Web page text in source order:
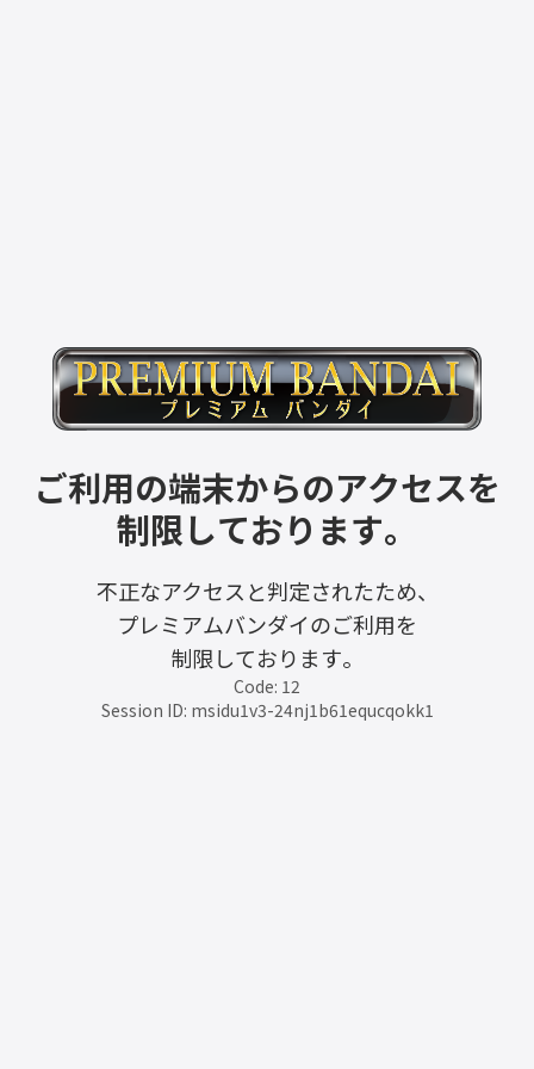
ご利用の端末からのアクセスを
制限しております。
不正なアクセスと判定されたため、
プレミアムバンダイのご利用を
制限しております。
Code: 12
Session ID: msidu1v3-24nj1b61equcqokk1